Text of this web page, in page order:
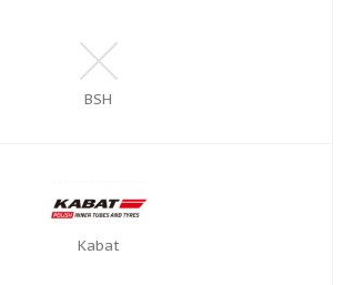
BSH
Kabat